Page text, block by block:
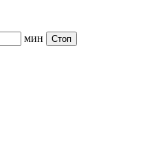
мин
Стоп